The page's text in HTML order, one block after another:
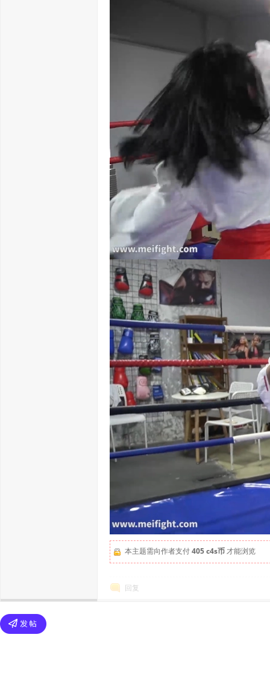
本主题需向作者支付405 c4s币才能浏览
回复